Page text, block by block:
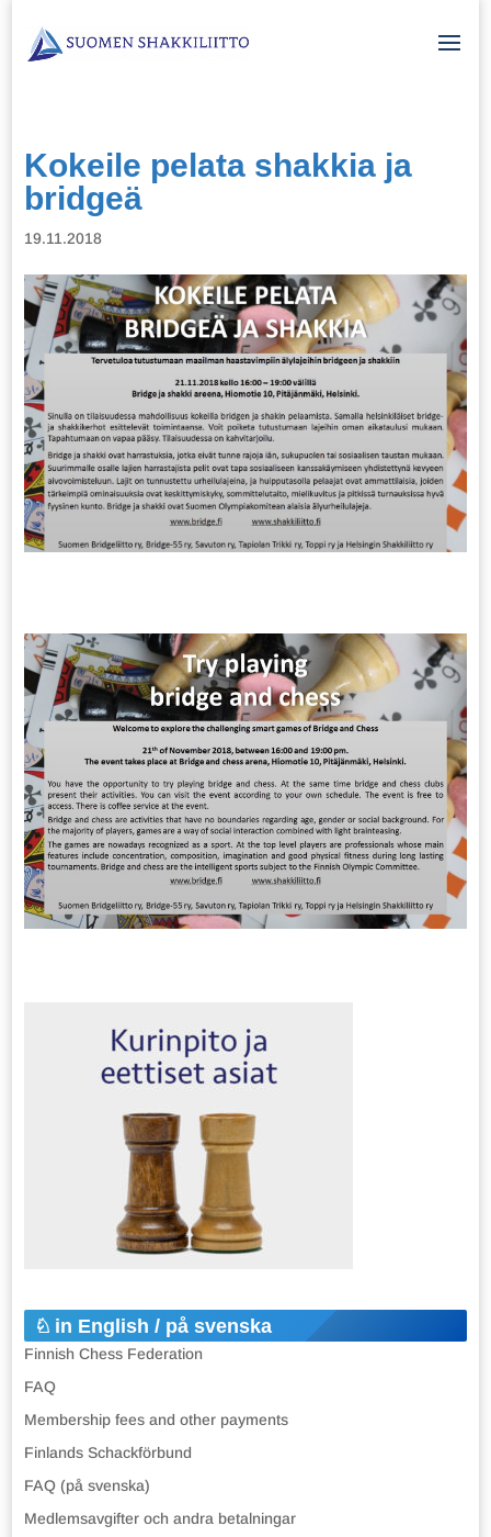
Kokeile pelata shakkia ja
bridgeä
19.11.2018
in English / på svenska
Finnish Chess Federation
FAQ
Membership fees and other payments
Finlands Schackförbund
FAQ (på svenska)
Medlemsavgifter och andra betalningar